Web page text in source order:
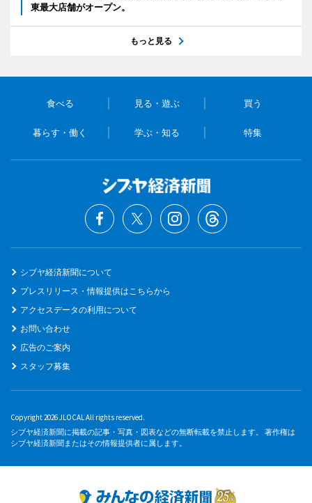
東最大店舗がオープン。
もっと見る
食べる 見る・遊ぶ 買う
暮らす・働く 学ぶ・知る 特集
シブヤ経済新聞について
プレスリリース・情報提供はこちらから
アクセスデータの利用について
お問い合わせ
広告のご案内
スタッフ募集
Copyright 2026 JLOCAL All rights reserved.
シブヤ経済新聞に掲載の記事・写真・図表などの無断転載を禁止します。 著作権は
シブヤ経済新聞またはその情報提供者に属します。